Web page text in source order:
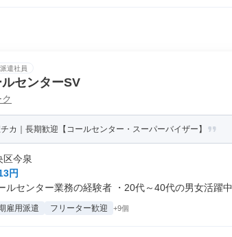
派遣社員
センターSV
カ｜長期歓迎【コールセンター・スーパーバイザー】
区今泉
円
ルセンター業務の経験者 ・20代～40代の男女活躍中
雇用派遣 フリーター歓迎 +9個